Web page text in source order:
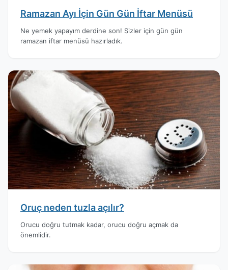
Ramazan Ayı İçin Gün Gün İftar Menüsü
Ne yemek yapayım derdine son! Sizler için gün gün
ramazan iftar menüsü hazırladık.
Oruç neden tuzla açılır?
Orucu doğru tutmak kadar, orucu doğru açmak da
önemlidir.